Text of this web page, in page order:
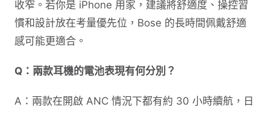
收窄。若你是 iPhone 用家，建議將舒適度、操控習
慣和設計放在考量優先位，Bose 的長時間佩戴舒適
感可能更適合。
Q：兩款耳機的電池表現有何分別？
A：兩款在開啟 ANC 情況下都有約 30 小時續航，日